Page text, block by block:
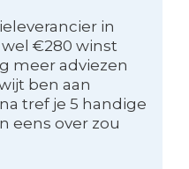
in
€280 winst
meer adviezen
ben aan
tref je 5 handige
eens over zou